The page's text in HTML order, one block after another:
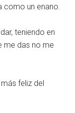
como un enano.
teniendo en
me das no me
feliz del